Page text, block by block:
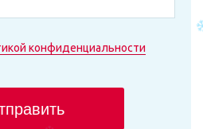
конфиденциальности